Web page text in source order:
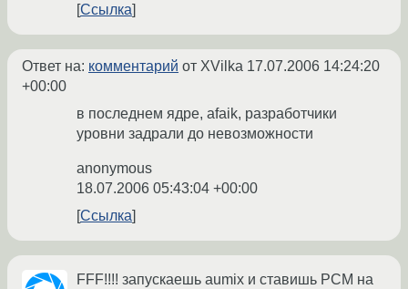
Ссылка
Ответ на: комментарий от XVilka 17.07.2006 14:24:20
+00:00
в последнем ядре, afaik, разработчики
уровни задрали до невозможности
anonymous
18.07.2006 05:43:04 +00:00
Ссылка
FFF!!!! запускаешь aumix и ставишь PCM на